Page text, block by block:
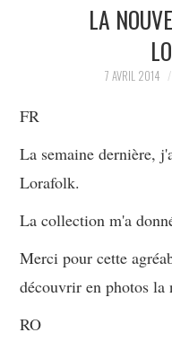
DANS MON BLOG, JE
PARTAGER MES
TROUVAILLES ET MES
ENVIES DANS LA
LUXE ET LA BEAUTÉ
AJOUTANT MON
GRAIN DE FOLIE ET
LA
7 AVRIL 2014
FR
La semaine dernière,
Lorafolk.
La collection m'a
Merci pour cette
découvrir en photos
RO